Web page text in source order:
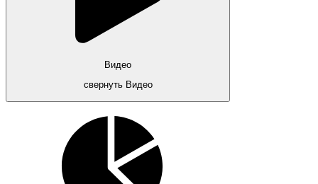
Видео
свернуть Видео